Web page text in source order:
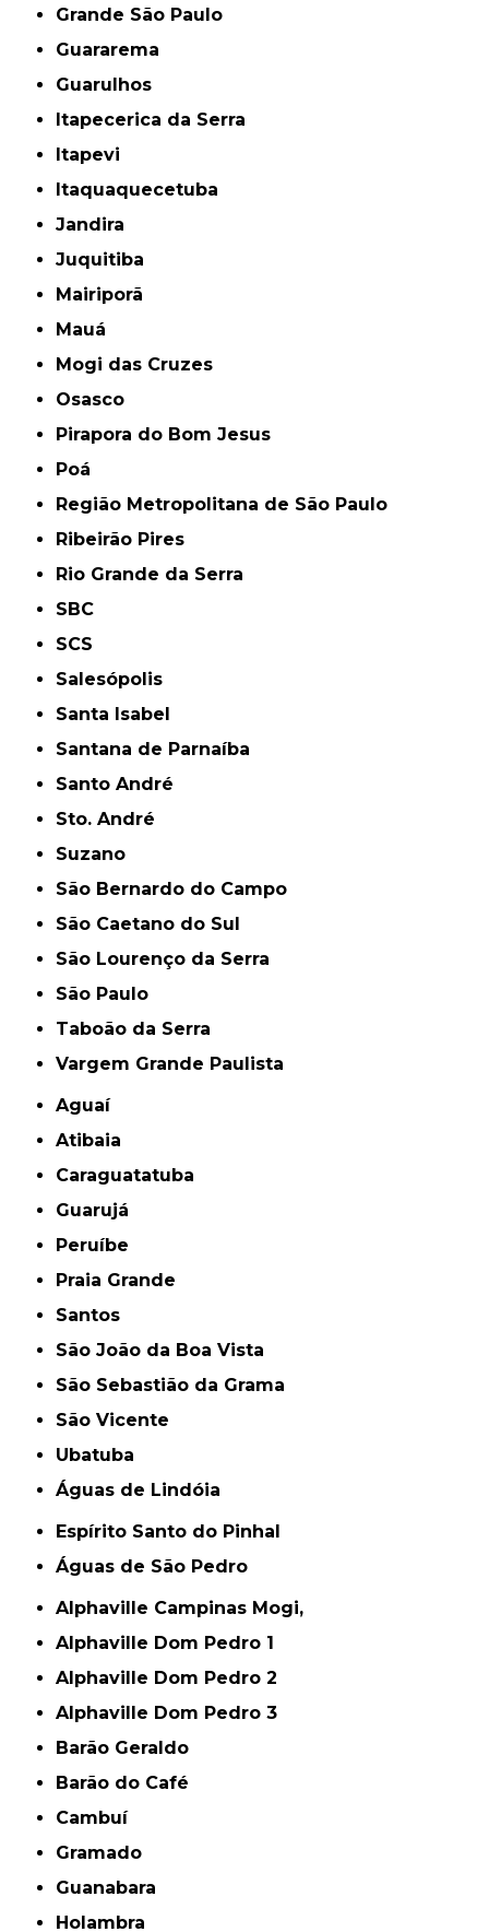
Grande São Paulo
Guararema
Guarulhos
Itapecerica da Serra
Itapevi
Itaquaquecetuba
Jandira
Juquitiba
Mairiporã
Mauá
Mogi das Cruzes
Osasco
Pirapora do Bom Jesus
Poá
Região Metropolitana de São Paulo
Ribeirão Pires
Rio Grande da Serra
SBC
SCS
Salesópolis
Santa Isabel
Santana de Parnaíba
Santo André
Sto. André
Suzano
São Bernardo do Campo
São Caetano do Sul
São Lourenço da Serra
São Paulo
Taboão da Serra
Vargem Grande Paulista
Aguaí
Atibaia
Caraguatatuba
Guarujá
Peruíbe
Praia Grande
Santos
São João da Boa Vista
São Sebastião da Grama
São Vicente
Ubatuba
Águas de Lindóia
Espírito Santo do Pinhal
Águas de São Pedro
Alphaville Campinas Mogi,
Alphaville Dom Pedro 1
Alphaville Dom Pedro 2
Alphaville Dom Pedro 3
Barão Geraldo
Barão do Café
Cambuí
Gramado
Guanabara
Holambra